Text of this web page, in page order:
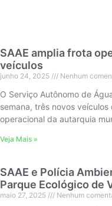
SAAE amplia frota
veículos
junho 24, 2025 Nenhum
O Serviço Autônomo de
semana, três novos
operacional da autarquia
Veja Mais »
SAAE e Polícia
Parque Ecológico de
maio 27, 2025 Nenhum